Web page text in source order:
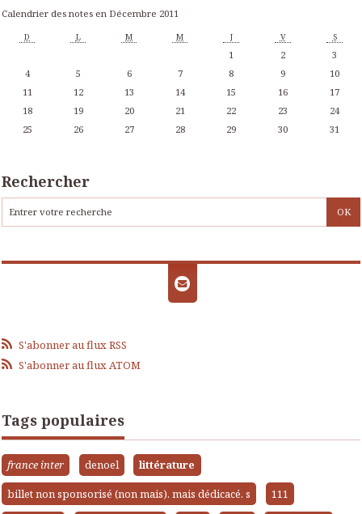
Calendrier des notes en Décembre 2011
D L M M J V S
1 2
3
4
5 6 7 8 9
10
11
12 13 14 15 16
17
18
19 20 21 22 23
24
25
26 27 28 29 30 31
Rechercher
S'abonner au flux RSS
S'abonner au flux ATOM
Tags populaires
france inter denoel
littérature
billet non sponsorisé (non mais). mais dédicacé. s
111